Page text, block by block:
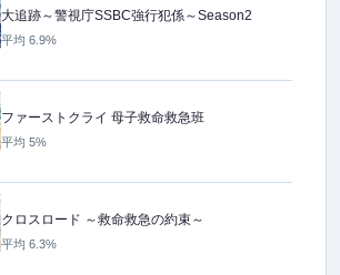
大追跡～警視庁SSBC強行犯係～Season2
平均 6.9%
ファーストクライ 母子救命救急班
平均 5%
クロスロード ～救命救急の約束～
平均 6.3%